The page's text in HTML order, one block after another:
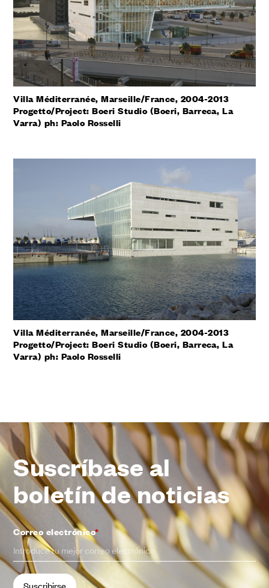
Villa Méditerranée, Marseille/France, 2004-2013
Progetto/Project: Boeri Studio (Boeri, Barreca, La
Varra) ph: Paolo Rosselli
Villa Méditerranée, Marseille/France, 2004-2013
Progetto/Project: Boeri Studio (Boeri, Barreca, La
Varra) ph: Paolo Rosselli
Suscríbase al
boletín de noticias
Correo electrónico*